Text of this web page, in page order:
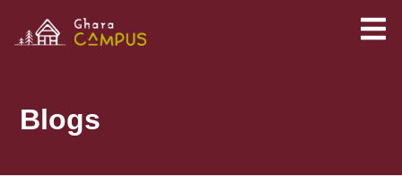
Blogs